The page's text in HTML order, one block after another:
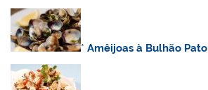
*Amêijoas à Bulhão Pato